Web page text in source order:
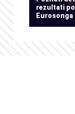
rezultati
Eurosonga